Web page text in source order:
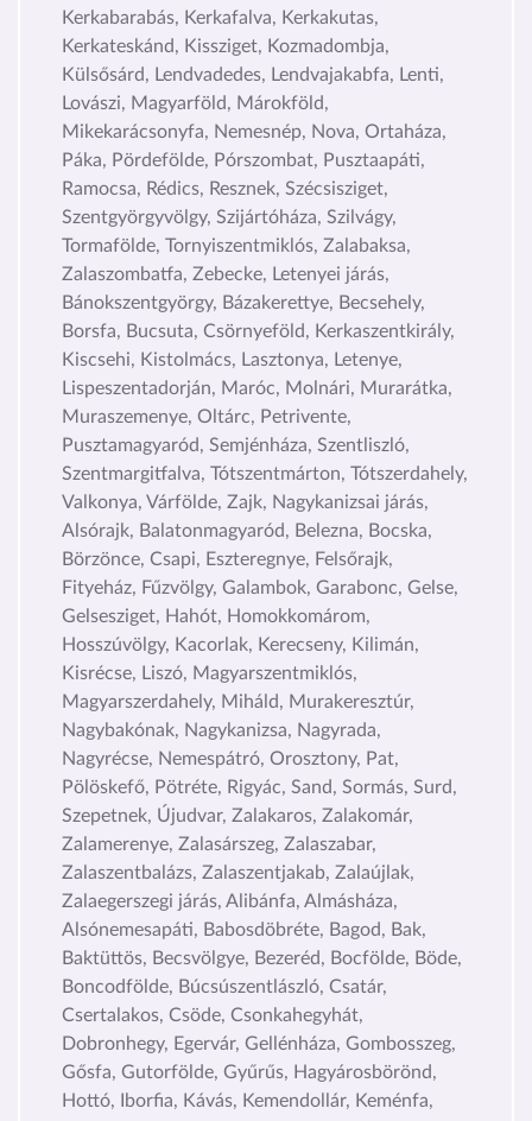
Kerkabarabás, Kerkafalva, Kerkakutas,
Kerkateskánd, Kissziget, Kozmadombja,
Külsősárd, Lendvadedes, Lendvajakabfa, Lenti,
Lovászi, Magyarföld, Márokföld,
Mikekarácsonyfa, Nemesnép, Nova, Ortaháza,
Páka, Pördefölde, Pórszombat, Pusztaapáti,
Ramocsa, Rédics, Resznek, Szécsisziget,
Szentgyörgyvölgy, Szijártóháza, Szilvágy,
Tormafölde, Tornyiszentmiklós, Zalabaksa,
Zalaszombatfa, Zebecke, Letenyei járás,
Bánokszentgyörgy, Bázakerettye, Becsehely,
Borsfa, Bucsuta, Csörnyeföld, Kerkaszentkirály,
Kiscsehi, Kistolmács, Lasztonya, Letenye,
Lispeszentadorján, Maróc, Molnári, Murarátka,
Muraszemenye, Oltárc, Petrivente,
Pusztamagyaród, Semjénháza, Szentliszló,
Szentmargitfalva, Tótszentmárton, Tótszerdahely,
Valkonya, Várfölde, Zajk, Nagykanizsai járás,
Alsórajk, Balatonmagyaród, Belezna, Bocska,
Börzönce, Csapi, Eszteregnye, Felsőrajk,
Fityeház, Fűzvölgy, Galambok, Garabonc, Gelse,
Gelsesziget, Hahót, Homokkomárom,
Hosszúvölgy, Kacorlak, Kerecseny, Kilimán,
Kisrécse, Liszó, Magyarszentmiklós,
Magyarszerdahely, Miháld, Murakeresztúr,
Nagybakónak, Nagykanizsa, Nagyrada,
Nagyrécse, Nemespátró, Orosztony, Pat,
Pölöskefő, Pötréte, Rigyác, Sand, Sormás, Surd,
Szepetnek, Újudvar, Zalakaros, Zalakomár,
Zalamerenye, Zalasárszeg, Zalaszabar,
Zalaszentbalázs, Zalaszentjakab, Zalaújlak,
Zalaegerszegi járás, Alibánfa, Almásháza,
Alsónemesapáti, Babosdöbréte, Bagod, Bak,
Baktüttös, Becsvölgye, Bezeréd, Bocfölde, Böde,
Boncodfölde, Búcsúszentlászló, Csatár,
Csertalakos, Csöde, Csonkahegyhát,
Dobronhegy, Egervár, Gellénháza, Gombosszeg,
Gősfa, Gutorfölde, Gyűrűs, Hagyárosbörönd,
Hottó, Iborfia, Kávás, Kemendollár, Keménfa,